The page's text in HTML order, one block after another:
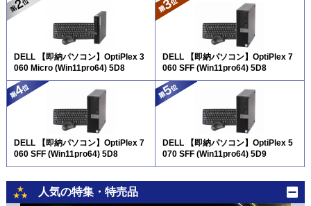
DELL 【即納パソコン】OptiPlex 3
060 Micro (Win11pro64) 5D8
DELL 【即納パソコン】OptiPlex 7
060 SFF (Win11pro64) 5D8
DELL 【即納パソコン】OptiPlex 7
060 SFF (Win11pro64) 5D8
DELL 【即納パソコン】OptiPlex 5
070 SFF (Win11pro64) 5D9
人気の特集・特売品